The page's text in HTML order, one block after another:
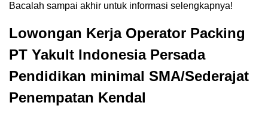
Bacalah sampai akhir untuk informasi selengkapnya!
Lowongan Kerja Operator Packing
PT Yakult Indonesia Persada
Pendidikan minimal SMA/Sederajat
Penempatan Kendal